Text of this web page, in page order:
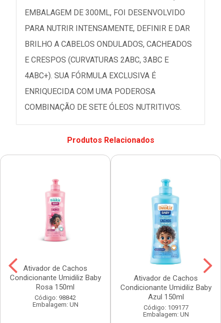
EMBALAGEM DE 300ML, FOI DESENVOLVIDO
PARA NUTRIR INTENSAMENTE, DEFINIR E DAR
BRILHO A CABELOS ONDULADOS, CACHEADOS
E CRESPOS (CURVATURAS 2ABC, 3ABC E
4ABC+). SUA FÓRMULA EXCLUSIVA É
ENRIQUECIDA COM UMA PODEROSA
COMBINAÇÃO DE SETE ÓLEOS NUTRITIVOS.
Produtos Relacionados
Ativador de Cachos
Condicionante Umidiliz Baby
Rosa 150ml
Código: 98842
Embalagem: UN
Ativador de Cachos
Condicionante Umidiliz Baby
Azul 150ml
Código: 109177
Embalagem: UN